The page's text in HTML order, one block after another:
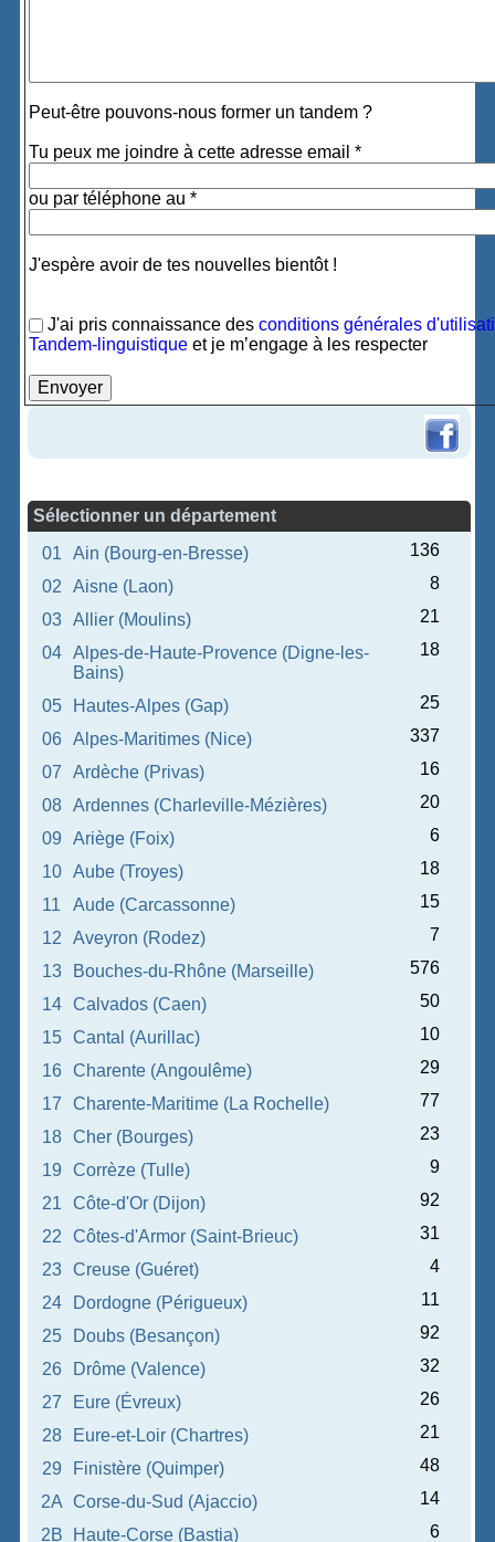
Peut-être pouvons-nous former un tandem ?
Tu peux me joindre à cette adresse email *
ou par téléphone au *
J'espère avoir de tes nouvelles bientôt !
J'ai pris connaissance desconditions générales
Tandem-linguistique et je m’engage à les respecter
Sélectionner un département
01
Ain (Bourg-en-Bresse)
136
02
Aisne (Laon)
8
03
Allier (Moulins)
21
04
Alpes-de-Haute-Provence (Digne-les-
Bains)
18
05 Hautes-Alpes (Gap)
25
06
Alpes-Maritimes (Nice)
337
07
Ardèche (Privas)
16
08
Ardennes (Charleville-Mézières)
20
09
Ariège (Foix)
6
10
Aube (Troyes)
18
11
Aude (Carcassonne)
15
12
Aveyron (Rodez)
7
13
Bouches-du-Rhône (Marseille)
576
14
Calvados (Caen)
50
15
Cantal (Aurillac)
10
16
Charente (Angoulême)
29
17
Charente-Maritime (La Rochelle)
77
18
Cher (Bourges)
23
19
Corrèze (Tulle)
9
21
Côte-d'Or (Dijon)
92
22
Côtes-d'Armor (Saint-Brieuc)
31
23
Creuse (Guéret)
4
24
Dordogne (Périgueux)
11
25
Doubs (Besançon)
92
26
Drôme (Valence)
32
27
Eure (Évreux)
26
28
Eure-et-Loir (Chartres)
21
29
Finistère (Quimper)
48
2A Corse-du-Sud (Ajaccio)
14
2B
Haute-Corse (Bastia) 6